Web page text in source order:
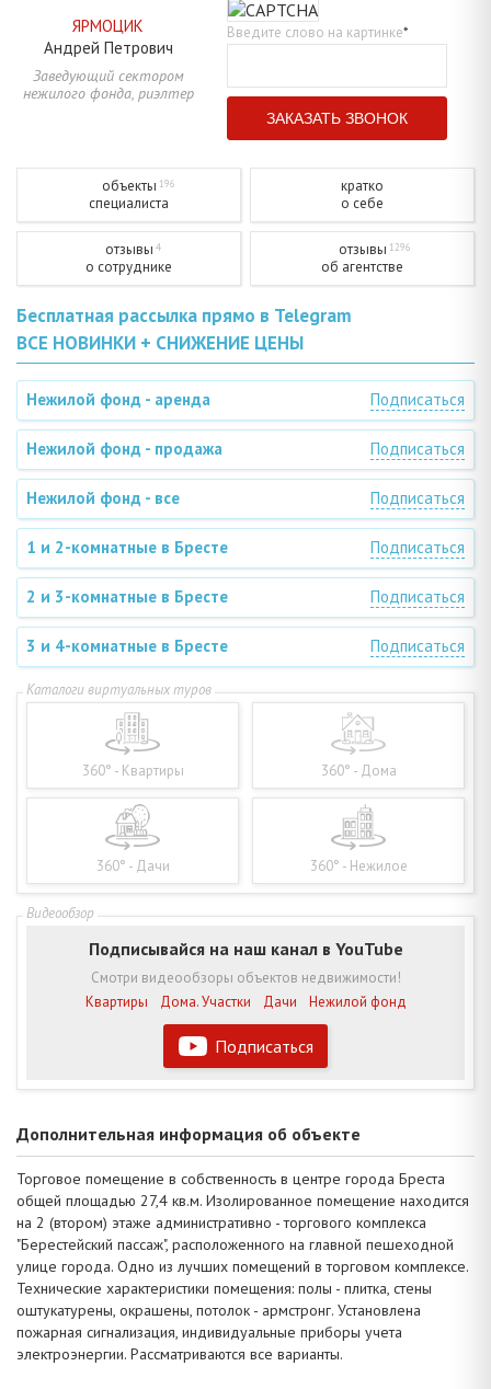
ЯРМОЦИК
Андрей Петрович
Заведующий сектором
нежилого фонда, риэлтер
Введите слово на картинке*
объекты 196
специалиста
кратко
о себе
отзывы 4
о сотруднике
отзывы 1296
об агентстве
Бесплатная рассылка прямо в Telegram
ВСЕ НОВИНКИ + СНИЖЕНИЕ ЦЕНЫ
Нежилой фонд - аренда Подписаться
Нежилой фонд - продажа Подписаться
Нежилой фонд - все Подписаться
1 и 2-комнатные в Бресте Подписаться
2 и 3-комнатные в Бресте Подписаться
3 и 4-комнатные в Бресте Подписаться
360° - Квартиры 360° - Дома
360° - Дачи 360° - Нежилое
Подписаться
Подписывайся на наш канал в YouTube
Смотри видеообзоры объектов недвижимости!
Квартиры
Дома. Участки Дачи Нежилой фонд
Дополнительная информация об объекте
Торговое помещение в собственность в центре города Бреста
общей площадью 27,4 кв.м. Изолированное помещение находится
на 2 (втором) этаже административно - торгового комплекса
"Берестейский пассаж", расположенного на главной пешеходной
улице города. Одно из лучших помещений в торговом комплексе.
Технические характеристики помещения: полы - плитка, стены
оштукатурены, окрашены, потолок - армстронг. Установлена
пожарная сигнализация, индивидуальные приборы учета
электроэнергии. Рассматриваются все варианты.